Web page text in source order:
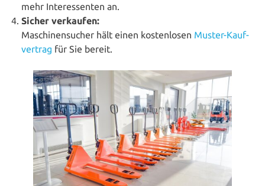
mehr Inter­es­sen­ten an.
Sicher verkaufen:
Maschinen­sucher hält einen kos­ten­lo­sen Muster-Kauf­
ver­trag für Sie bereit.